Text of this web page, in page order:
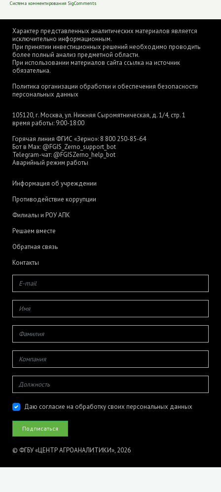
Система комментирования SigComments
Характер представленных аналитических материалов является
исключительно информационным.
При принятии инвестиционных решений необходимо проводить
более полный анализ предметной области.
При использовании материалов сайта ссылка на источник
обязательна.
Политика организации обработки и обеспечения безопасности
персональных данных
105120, г. Москва, ул. Нижняя Сыромятническая, д. 1/4, стр. 1
время работы: 9:00-18:00
Горячая линия ФГИС «Зерно»: 8 800 250-85-64
Бот в Max: @FGIS_Zerno_support_bot
Telegram-чат: @FGISZerno_help_bot
Аварийный режим работы
Информация об учреждении
Противодействие коррупции
Филиалы и РОУ АПК
Решаем вместе
Обратная связь
Контакты
Даю согласие на обработку своих персональных данных
© ФГБУ «ЦЕНТР АГРОАНАЛИТИКИ», 2026